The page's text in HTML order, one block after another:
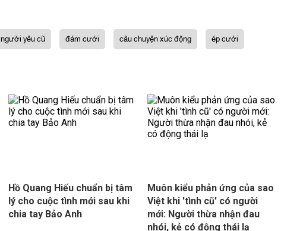
người yêu cũ đám cưới câu chuyện xúc động ép cưới
Hồ Quang Hiếu chuẩn bị tâm
lý cho cuộc tình mới sau khi
chia tay Bảo Anh
Muôn kiểu phản ứng của sao
Việt khi 'tình cũ' có người
mới: Người thừa nhận đau
nhói, kẻ có động thái lạ